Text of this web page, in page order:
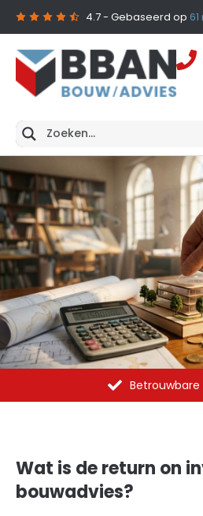
4.7- Gebaseerd op 61
Al meer dan 1375
Wat is de return on
bouwadvies?